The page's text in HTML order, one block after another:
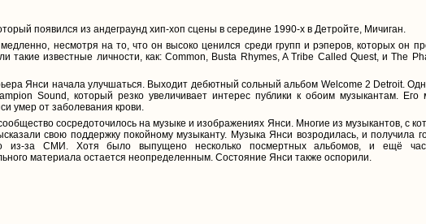
появился из андеграунд хип-хоп сцены в середине 1990-х в Детройте, Мичиган.
несмотря на то, что он высоко ценился среди групп и рэперов, которых он
такие известные личности, как: Common, Busta Rhymes, A Tribe Called Quest, и The
Янси начала улучшаться. Выходит дебютный сольный альбом Welcome 2 Detroit.
Sound, который резко увеличивает интерес публики к обоим музыкантам. Его
умер от заболевания крови.
сосредоточилось на музыке и изображениях Янси. Многие из музыкантов, с
свою поддержку покойному музыканту. Музыка Янси возродилась, и получила
из-за СМИ. Хотя было выпущено несколько посмертных альбомов, и ещё
материала остается неопределенным. Состояние Янси также оспорили.